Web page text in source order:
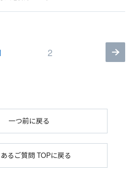
2
一つ前に戻る
るご質問 TOPに戻る